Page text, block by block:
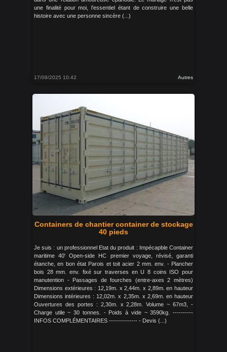
une finalité pour moi, l’essentiel étant de construire une belle
histoire avec une personne sincère (...)
17/09/2025 10:42 Autres
Containers de chantier container de stockage
40 pieds
Je suis : un professionnel Etat du produit : Impécapble Container
maritime 40' Open-side HC premier voyage, révisé, garanti
étanche, en bon état Parois et toit acier 2 mm. env. - Plancher
bois 28 mm. env. fixé sur traverses en U 8 coins ISO pour
manutention - Passages de fourches (entre-axes 2 mètres)
Dimensions extérieures : 12,19m. x 2,44m. x 2,89m. en hauteur
Dimensions intérieures : 12,02m. x 2,35m. x 2,69m. en hauteur
Ouvertures des portes : 2,30m. x 2,28m. Volume ~ 67m3, -
Charge utile ~ 30 tonnes. - Poids à vide ~ 3590kg. ----------
INFOS COMPLÉMENTAIRES -------------- - Devis (...)